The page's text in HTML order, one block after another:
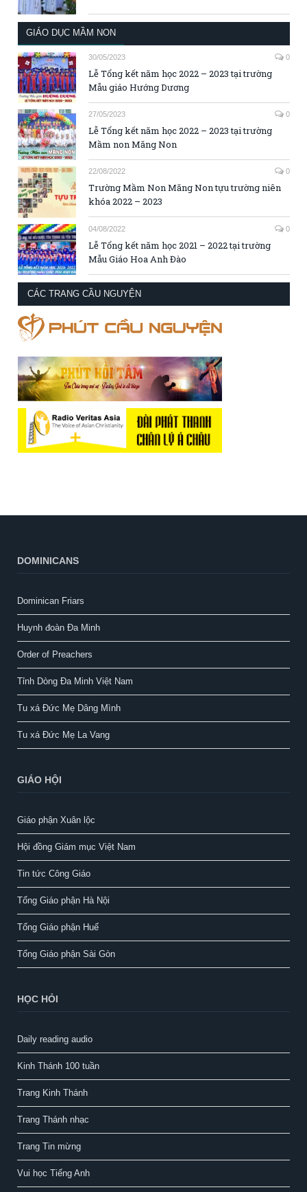
GIÁO DỤC MẦM NON
30/05/2023 0
Lễ Tổng kết năm học 2022 – 2023 tại trường
Mẫu giáo Hướng Dương
27/05/2023 0
Lễ Tổng kết năm học 2022 – 2023 tại trường
Mầm non Măng Non
22/08/2022 0
Trường Mầm Non Măng Non tựu trường niên
khóa 2022 – 2023
04/08/2022 0
Lễ Tổng kết năm học 2021 – 2022 tại trường
Mẫu Giáo Hoa Anh Đào
CÁC TRANG CẦU NGUYỆN
DOMINICANS
Dominican Friars
Huynh đoàn Đa Minh
Order of Preachers
Tỉnh Dòng Đa Minh Việt Nam
Tu xá Đức Mẹ Dâng Mình
Tu xá Đức Mẹ La Vang
GIÁO HỘI
Giáo phận Xuân lộc
Hội đồng Giám mục Việt Nam
Tin tức Công Giáo
Tổng Giáo phận Hà Nội
Tổng Giáo phận Huế
Tổng Giáo phận Sài Gòn
HỌC HỎI
Daily reading audio
Kinh Thánh 100 tuần
Trang Kinh Thánh
Trang Thánh nhạc
Trang Tin mừng
Vui học Tiếng Anh